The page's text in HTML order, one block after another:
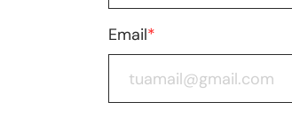
Email*